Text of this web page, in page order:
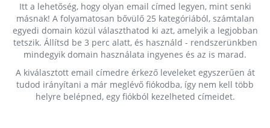
Itt a lehetőség, hogy olyan email címed legyen, mint senki
másnak! A folyamatosan bővülő 25 kategóriából, számtalan
egyedi domain közül választhatod ki azt, amelyik a legjobban
tetszik. Állítsd be 3 perc alatt, és használd - rendszerünkben
mindegyik domain használata ingyenes és az is marad.
A kiválasztott email címedre érkező leveleket egyszerűen át
tudod irányítani a már meglévő fiókodba, így nem kell több
helyre belépned, egy fiókból kezelheted címeidet.